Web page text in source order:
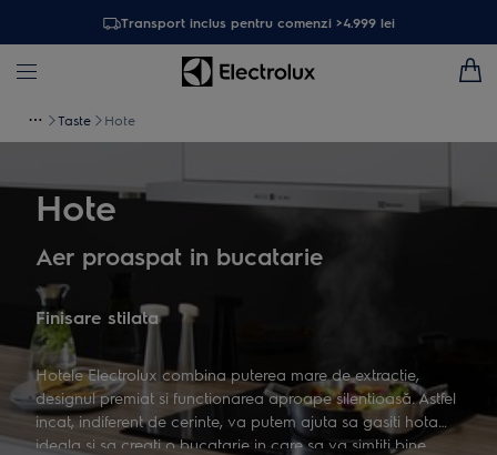
Transport inclus pentru comenzi >4.999 lei
Taste Hote
Hote
Aer proaspat in bucatarie
Finisare stilata
Hotele Electrolux combina puterea mare de extractie,
designul premiat si functionarea aproape silentioasă. Astfel
incat, indiferent de cerinte, va putem ajuta sa gasiti hota
ideala si sa creati o bucatarie in care sa va simtiti bine.